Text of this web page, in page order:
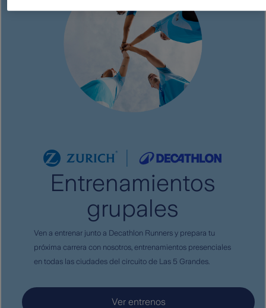
Entrenamientos
grupales
Ven a entrenar junto a Decathlon Runners y prepara tu
próxima carrera con nosotros, entrenamientos presenciales
en todas las ciudades del circuito de Las 5 Grandes.
Ver entrenos